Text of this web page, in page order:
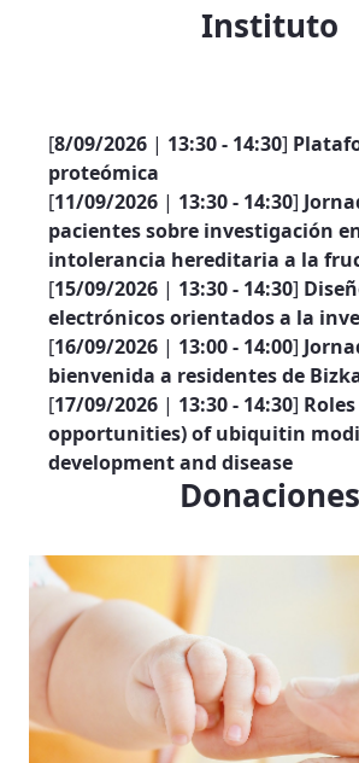
Instituto
[8/09/2026 | 13:30 - 14:30]
proteómica
[11/09/2026 | 13:30 - 14:30]
pacientes sobre investigación
intolerancia hereditaria a la
[15/09/2026 | 13:30 - 14:30]
electrónicos orientados a la
[16/09/2026 | 13:00 - 14:00]
bienvenida a residentes de
[17/09/2026 | 13:30 - 14:30]
opportunities) of ubiquitin
development and disease
Donaciones